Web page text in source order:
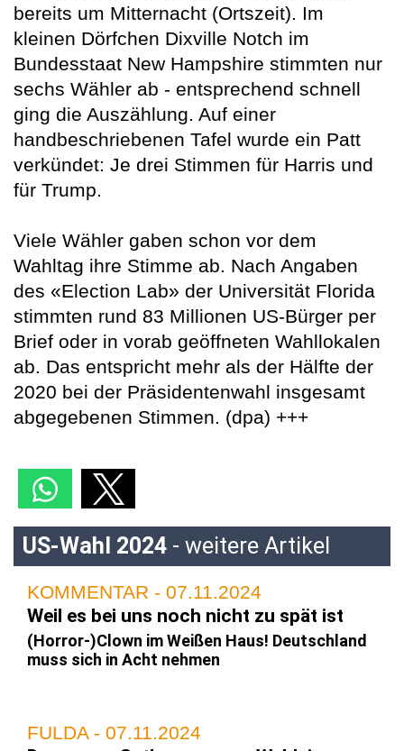
bereits um Mitternacht (Ortszeit). Im
kleinen Dörfchen Dixville Notch im
Bundesstaat New Hampshire stimmten nur
sechs Wähler ab - entsprechend schnell
ging die Auszählung. Auf einer
handbeschriebenen Tafel wurde ein Patt
verkündet: Je drei Stimmen für Harris und
für Trump.
Viele Wähler gaben schon vor dem
Wahltag ihre Stimme ab. Nach Angaben
des «Election Lab» der Universität Florida
stimmten rund 83 Millionen US-Bürger per
Brief oder in vorab geöffneten Wahllokalen
ab. Das entspricht mehr als der Hälfte der
2020 bei der Präsidentenwahl insgesamt
abgegebenen Stimmen. (dpa) +++
US-Wahl 2024 - weitere Artikel
KOMMENTAR - 07.11.2024
Weil es bei uns noch nicht zu spät ist
(Horror-)Clown im Weißen Haus! Deutschland
muss sich in Acht nehmen
FULDA - 07.11.2024